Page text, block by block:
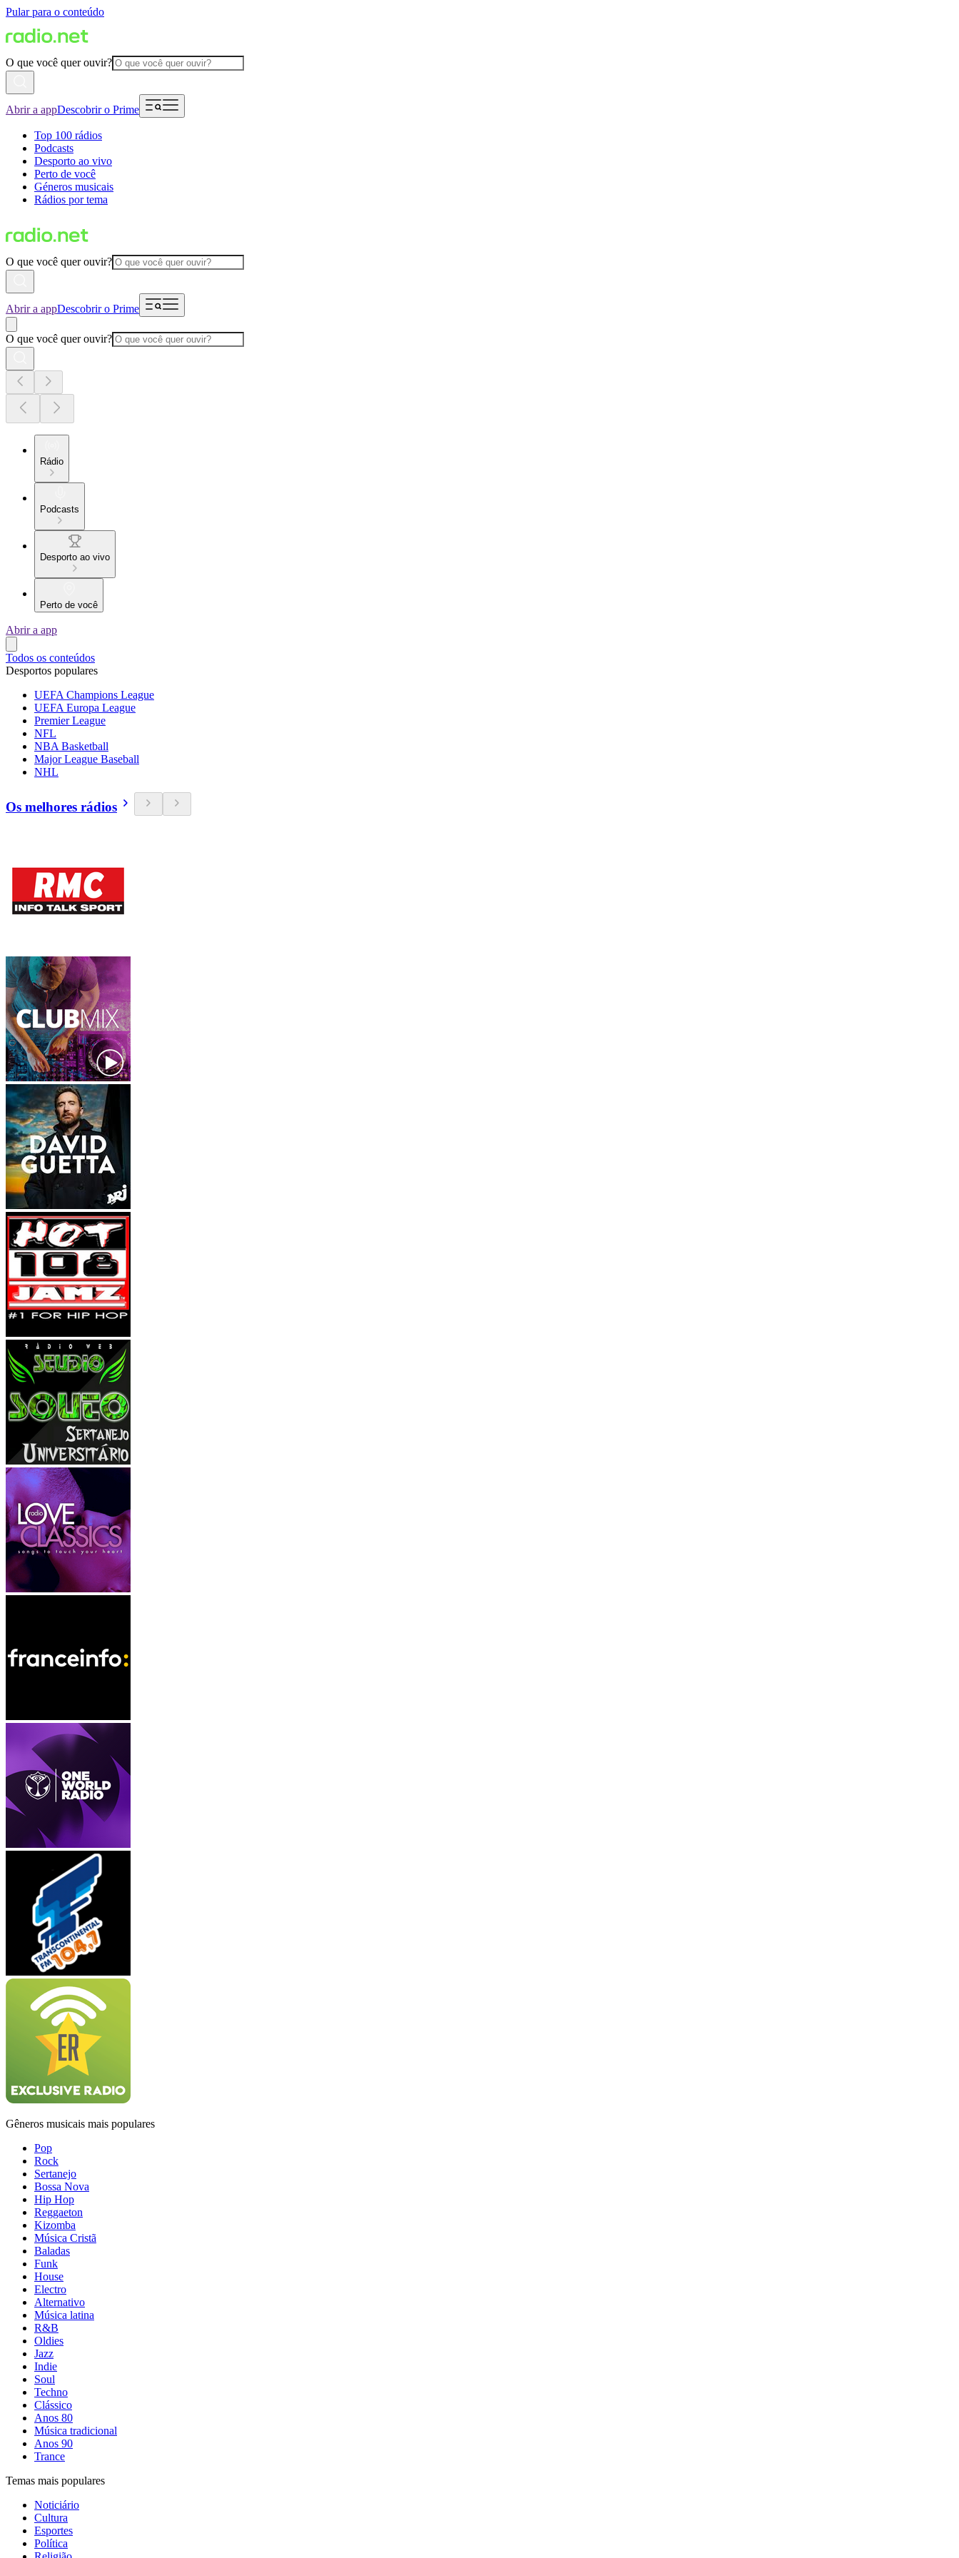
Pular para o conteúdo
O que você quer ouvir?
Abrir a appDescobrir o Prime
Top 100 rádios
Podcasts
Desporto ao vivo
Perto de você
Géneros musicais
Rádios por tema
O que você quer ouvir?
Abrir a appDescobrir o Prime
O que você quer ouvir?
Rádio
Podcasts
Desporto ao vivo
Perto de você
Abrir a app
Todos os conteúdos
Desportos populares
UEFA Champions League
UEFA Europa League
Premier League
NFL
NBA Basketball
Major League Baseball
NHL
Os melhores rádios
Gêneros musicais mais populares
Pop
Rock
Sertanejo
Bossa Nova
Hip Hop
Reggaeton
Kizomba
Música Cristã
Baladas
Funk
House
Electro
Alternativo
Música latina
R&B
Oldies
Jazz
Indie
Soul
Techno
Clássico
Anos 80
Música tradicional
Anos 90
Trance
Temas mais populares
Noticiário
Cultura
Esportes
Política